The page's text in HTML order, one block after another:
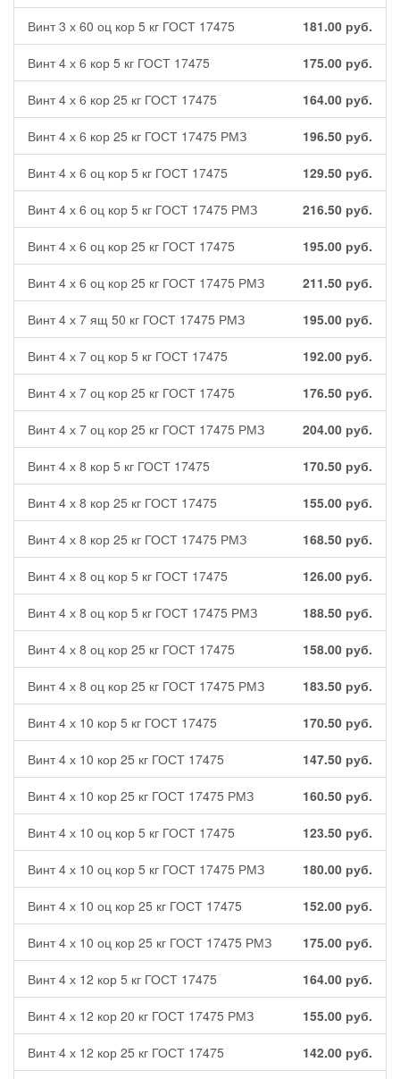
Винт 3 х 60 оц кор 5 кг ГОСТ 17475 181.00 руб.
Винт 4 х 6 кор 5 кг ГОСТ 17475 175.00 руб.
Винт 4 х 6 кор 25 кг ГОСТ 17475 164.00 руб.
Винт 4 х 6 кор 25 кг ГОСТ 17475 РМЗ 196.50 руб.
Винт 4 х 6 оц кор 5 кг ГОСТ 17475 129.50 руб.
Винт 4 х 6 оц кор 5 кг ГОСТ 17475 РМЗ 216.50 руб.
Винт 4 х 6 оц кор 25 кг ГОСТ 17475 195.00 руб.
Винт 4 х 6 оц кор 25 кг ГОСТ 17475 РМЗ 211.50 руб.
Винт 4 х 7 ящ 50 кг ГОСТ 17475 РМЗ 195.00 руб.
Винт 4 х 7 оц кор 5 кг ГОСТ 17475 192.00 руб.
Винт 4 х 7 оц кор 25 кг ГОСТ 17475 176.50 руб.
Винт 4 х 7 оц кор 25 кг ГОСТ 17475 РМЗ 204.00 руб.
Винт 4 х 8 кор 5 кг ГОСТ 17475 170.50 руб.
Винт 4 х 8 кор 25 кг ГОСТ 17475 155.00 руб.
Винт 4 х 8 кор 25 кг ГОСТ 17475 РМЗ 168.50 руб.
Винт 4 х 8 оц кор 5 кг ГОСТ 17475 126.00 руб.
Винт 4 х 8 оц кор 5 кг ГОСТ 17475 РМЗ 188.50 руб.
Винт 4 х 8 оц кор 25 кг ГОСТ 17475 158.00 руб.
Винт 4 х 8 оц кор 25 кг ГОСТ 17475 РМЗ 183.50 руб.
Винт 4 х 10 кор 5 кг ГОСТ 17475 170.50 руб.
Винт 4 х 10 кор 25 кг ГОСТ 17475 147.50 руб.
Винт 4 х 10 кор 25 кг ГОСТ 17475 РМЗ 160.50 руб.
Винт 4 х 10 оц кор 5 кг ГОСТ 17475 123.50 руб.
Винт 4 х 10 оц кор 5 кг ГОСТ 17475 РМЗ 180.00 руб.
Винт 4 х 10 оц кор 25 кг ГОСТ 17475 152.00 руб.
Винт 4 х 10 оц кор 25 кг ГОСТ 17475 РМЗ 175.00 руб.
Винт 4 х 12 кор 5 кг ГОСТ 17475 164.00 руб.
Винт 4 х 12 кор 20 кг ГОСТ 17475 РМЗ 155.00 руб.
Винт 4 х 12 кор 25 кг ГОСТ 17475 142.00 руб.